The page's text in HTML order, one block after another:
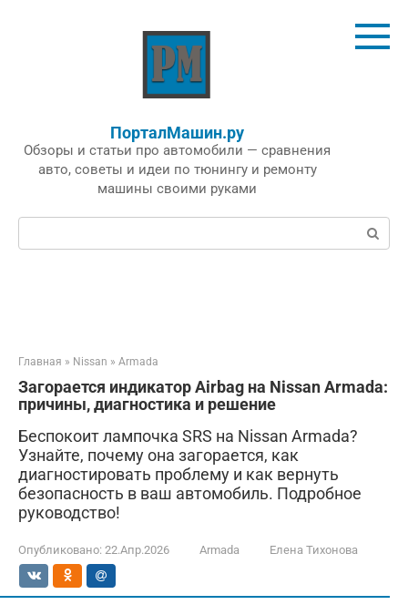
ПорталМашин.ру
Обзоры и статьи про автомобили — сравнения
авто, советы и идеи по тюнингу и ремонту
машины своими руками
Поиск:
Главная » Nissan » Armada
Загорается индикатор Airbag на Nissan Armada:
причины, диагностика и решение
Беспокоит лампочка SRS на Nissan Armada?
Узнайте, почему она загорается, как
диагностировать проблему и как вернуть
безопасность в ваш автомобиль. Подробное
руководство!
Опубликовано: 22.Апр.2026 Armada Елена Тихонова